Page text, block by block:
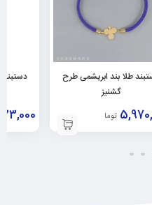
طلا بند ابریشمی طرح
گشنیز
تومان
دستبند